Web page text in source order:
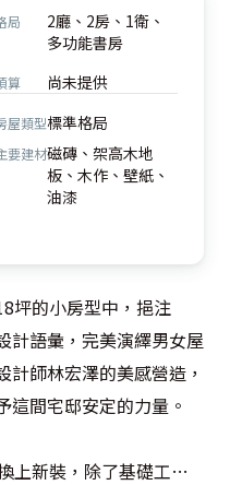
局
2廳、2房、1衛、
多功能書房
算 尚未提供
屋類型標準格局
要建材磁磚、架高木地
板、木作、壁紙、
油漆
坪的小房型中，挹注
計語彙，完美演繹男女屋
師林宏澤的美感營造，
這間宅邸安定的力量。
上新裝，除了基礎工程